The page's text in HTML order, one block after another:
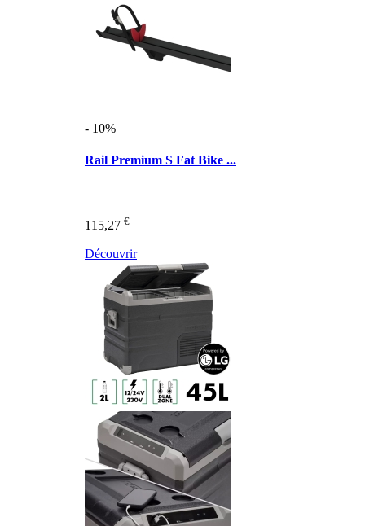
- 10%
Rail Premium S Fat Bike ...
115,27 €
Découvrir